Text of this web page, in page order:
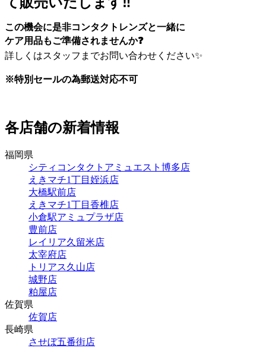
この機会に是非コンタクトレンズと一緒に
ケア用品もご準備されませんか❓
詳しくはスタッフまでお問い合わせください✨
※特別セールの為郵送対応不可
各店舗の新着情報
福岡県
シティコンタクトアミュエスト博多店
えきマチ1丁目姪浜店
大橋駅前店
えきマチ1丁目香椎店
小倉駅アミュプラザ店
豊前店
レイリア久留米店
太宰府店
トリアス久山店
城野店
粕屋店
佐賀県
佐賀店
長崎県
させぼ五番街店